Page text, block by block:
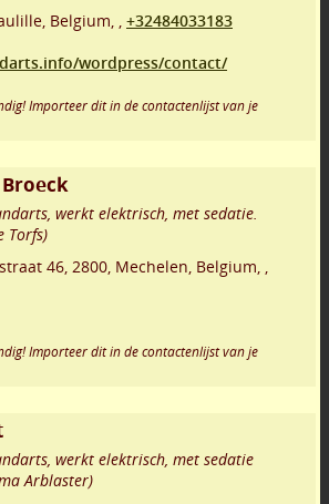
Belgium,
+32484033183
wordpress/contact/
Importeer dit in de contactenlijst van je
werkt elektrisch, met sedatie.
Torfs)
46 2800 Mechelen Belgium,
Importeer dit in de contactenlijst van je
werkt elektrisch, met sedatie
Arblaster)